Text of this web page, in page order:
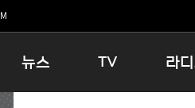
뉴스 TV 라